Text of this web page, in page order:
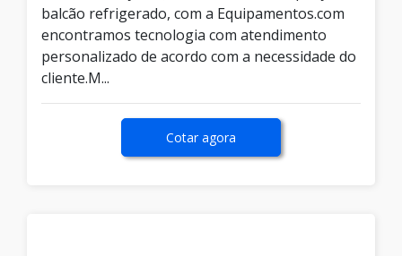
balcão refrigerado, com a Equipamentos.com
encontramos tecnologia com atendimento
personalizado de acordo com a necessidade do
cliente.M...
Cotar agora